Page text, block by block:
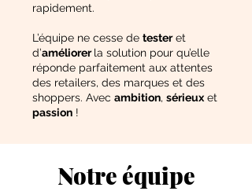
rapidement.
L’équipe ne cesse de testeret
d’améliorerla solution pour qu’elle
réponde parfaitement aux attentes
des retailers, des marques et des
shoppers. Avec ambition, sérieux et
passion !
Notre équipe